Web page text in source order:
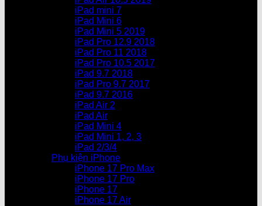
iPad mini 7
iPad Mini 6
iPad Mini 5 2019
iPad Pro 12.9 2018
iPad Pro 11 2018
iPad Pro 10.5 2017
iPad 9.7 2018
iPad Pro 9.7 2017
iPad 9.7 2016
iPad Air 2
iPad Air
iPad Mini 4
iPad Mini 1, 2, 3
iPad 2/3/4
Phụ kiện iPhone
iPhone 17 Pro Max
iPhone 17 Pro
iPhone 17
iPhone 17 Air